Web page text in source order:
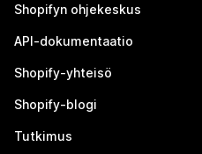
Shopifyn ohjekeskus
API-dokumentaatio
Shopify-yhteisö
Shopify-blogi
Tutkimus